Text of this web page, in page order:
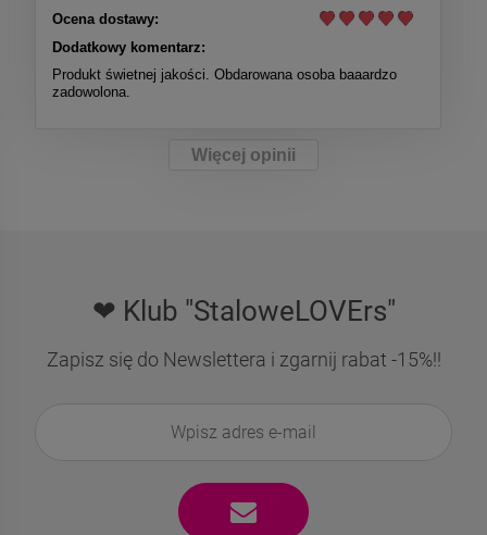
Ocena dostawy:
Dodatkowy komentarz:
Produkt świetnej jakości. Obdarowana osoba baaardzo
zadowolona.
Więcej opinii
❤ Klub "StaloweLOVErs"
Zapisz się do Newslettera i zgarnij rabat -15%!!